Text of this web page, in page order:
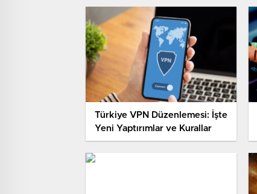
Türkiye VPN Düzenlemesi: İşte
Yeni Yaptırımlar ve Kurallar